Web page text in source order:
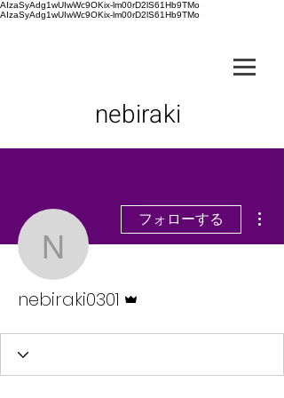
AIzaSyAdg1wUIwWc9OKix-lm00rD2lS61Hb9TMo
AIzaSyAdg1wUIwWc9OKix-lm00rD2lS61Hb9TMo
nebiraki
nebiraki0301
フォローする
nebiraki0301